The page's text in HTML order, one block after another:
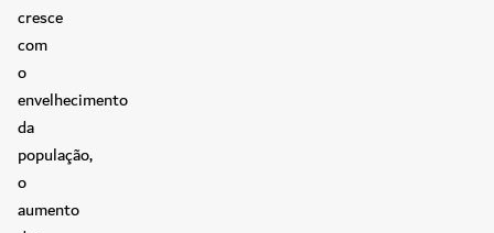
cresce
com
o
envelhecimento
da
população,
o
aumento